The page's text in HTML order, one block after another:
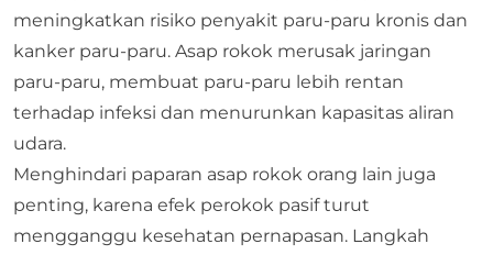
meningkatkan risiko penyakit paru-paru kronis dan
kanker paru-paru. Asap rokok merusak jaringan
paru-paru, membuat paru-paru lebih rentan
terhadap infeksi dan menurunkan kapasitas aliran
udara.
Menghindari paparan asap rokok orang lain juga
penting, karena efek perokok pasif turut
mengganggu kesehatan pernapasan. Langkah